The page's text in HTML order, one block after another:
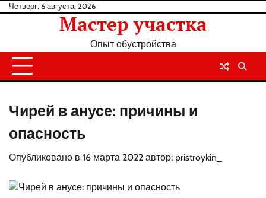
Перейти
Четверг, 6 августа, 2026
Мастер участка
Опыт обустройства
Чирей в анусе: причины и
опасность
Опубликовано в 16 марта 2022 автор: pristroykin_